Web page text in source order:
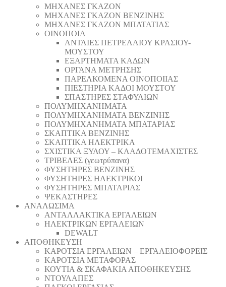
ΜΗΧΑΝΕΣ ΓΚΑΖΟΝ
ΜΗΧΑΝΕΣ ΓΚΑΖΟΝ ΒΕΝΖΙΝΗΣ
ΜΗΧΑΝΕΣ ΓΚΑΖΟΝ ΜΠΑΤΑΤΙΑΣ
ΟΙΝΟΠΟΙΑ
ΑΝΤΛΙΕΣ ΠΕΤΡΕΛΑΙΟΥ ΚΡΑΣΙΟΥ-
ΜΟΥΣΤΟΥ
ΕΞΑΡΤΗΜΑΤΑ ΚΑΔΩΝ
ΟΡΓΑΝΑ ΜΕΤΡΗΣΗΣ
ΠΑΡΕΛΚΟΜΕΝΑ ΟΙΝΟΠΟΙΙΑΣ
ΠΙΕΣΤΗΡΙΑ ΚΑΔΟΙ ΜΟΥΣΤΟΥ
ΣΠΑΣΤΗΡΕΣ ΣΤΑΦΥΛΙΩΝ
ΠΟΛΥΜΗΧΑΝΗΜΑΤΑ
ΠΟΛΥΜΗΧΑΝΗΜΑΤΑ ΒΕΝΖΙΝΗΣ
ΠΟΛΥΜΗΧΑΝΗΜΑΤΑ ΜΠΑΤΑΡΙΑΣ
ΣΚΑΠΤΙΚΑ ΒΕΝΖΙΝΗΣ
ΣΚΑΠΤΙΚΑ ΗΛΕΚΤΡΙΚΑ
ΣΧΙΣΤΙΚΑ ΞΥΛΟΥ – ΚΛΑΔΟΤΕΜΑΧΙΣΤΕΣ
ΤΡΙΒΕΛΕΣ (γεωτρύπανα)
ΦΥΣΗΤΗΡΕΣ ΒΕΝΖΙΝΗΣ
ΦΥΣΗΤΗΡΕΣ ΗΛΕΚΤΡΙΚΟΙ
ΦΥΣΗΤΗΡΕΣ ΜΠΑΤΑΡΙΑΣ
ΨΕΚΑΣΤΗΡΕΣ
ΑΝΑΛΩΣΙΜΑ
ΑΝΤΑΛΛΑΚΤΙΚΑ ΕΡΓΑΛΕΙΩΝ
ΗΛΕΚΤΡΙΚΩΝ ΕΡΓΑΛΕΙΩΝ
DEWALT
ΑΠΟΘΗΚΕΥΣΗ
ΚΑΡΟΤΣΙΑ ΕΡΓΑΛΕΙΩΝ – ΕΡΓΑΛΕΙΟΦΟΡΕΙΣ
ΚΑΡΟΤΣΙΑ ΜΕΤΑΦΟΡΑΣ
ΚΟΥΤΙΑ & ΣΚΑΦΑΚΙΑ ΑΠΟΘΗΚΕΥΣΗΣ
ΝΤΟΥΛΑΠΕΣ